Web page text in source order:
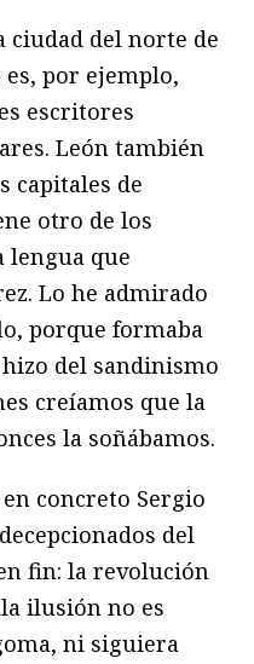
ciudad del norte de
es, por ejemplo,
escritores
León también
capitales de
otro de los
lengua que
Lo he admirado
porque formaba
del sandinismo
creíamos que la
la soñábamos.
concreto Sergio
del
fin: la revolución
ilusión no es
ni siguiera